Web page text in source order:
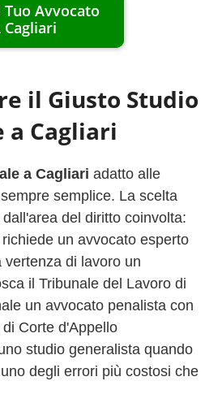
Avvocato
Cagliari
il Giusto Studio
a Cagliari
a Cagliari adatto alle
semplice. La scelta
del diritto coinvolta:
un avvocato esperto
di lavoro un
il Tribunale del Lavoro di
un avvocato penalista con
Corte d'Appello
studio generalista quando
degli errori più costosi che